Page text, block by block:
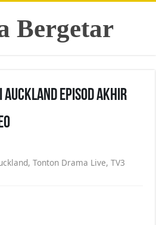
Bergetar
Auckland Episod Akhir
,Tonton Drama Live,TV3